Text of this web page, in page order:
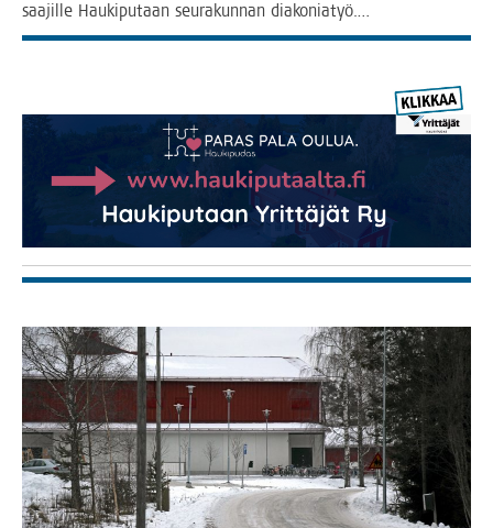
saa­jil­le Hau­ki­pu­taan seu­ra­kun­nan diakoniatyö.…